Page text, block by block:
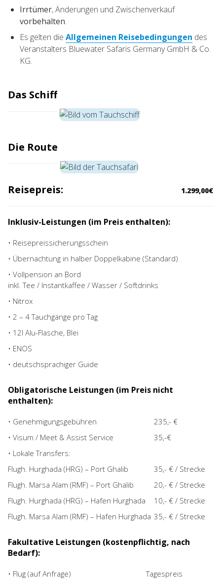
Irrtümer, Änderungen und Zwischenverkauf
vorbehalten.
Es gelten die Allgemeinen Reisebedingungen des
Veranstalters Bluewater Safaris Germany GmbH & Co.
KG.
Das Schiff
Die Route
Reisepreis: 1.299,00€
Inklusiv-Leistungen (im Preis enthalten):
• Reisepreissicherungsschein
• Übernachtung in halber Doppelkabine (Standard)
• Vollpension an Bord
inkl. Tee / Instantkaffee / Wasser / Softdrinks
• Nitrox
• 2 – 4 Tauchgänge pro Tag
• 12l Alu-Flasche, Blei
• ENOS
• deutschsprachiger Guide
Obligatorische Leistungen (im Preis nicht
enthalten):
• Genehmigungsgebühren
235,- €
• Visum / Meet & Assist Service
35,-€
• Lokale Transfers:
Flugh. Hurghada (HRG) – Port Ghalib
35,- € / Strecke
Flugh. Marsa Alam (RMF) – Port Ghalib
20,- € / Strecke
Flugh. Hurghada (HRG) – Hafen Hurghada
10,- € / Strecke
Flugh. Marsa Alam (RMF) – Hafen Hurghada 35,- € / Strecke
Fakultative Leistungen (kostenpflichtig, nach
Bedarf):
• Flug (auf Anfrage) Tagespreis